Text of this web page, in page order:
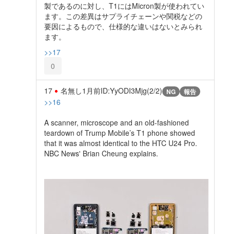
製であるのに対し、T1にはMicron製が使われてい
ます。この差異はサプライチェーンや関税などの
要因によるもので、仕様的な違いはないとみられ
ます。
>>17
0
17 名無し1月前ID:YyODI3Mjg(2/2) NG 報告
>>16
A scanner, microscope and an old-fashioned
teardown of Trump Mobile’s T1 phone showed
that it was almost identical to the HTC U24 Pro.
NBC News' Brian Cheung explains.